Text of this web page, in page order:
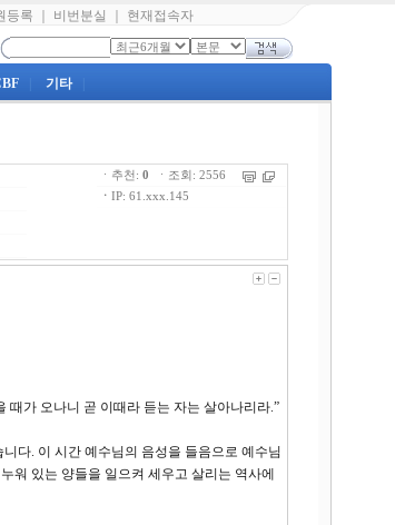
등록 비번분실 현재접속자
기타
ㆍ추천: 0 ㆍ조회: 2556
ㆍ IP: 61.xxx.145
때가 오나니 곧 이때라 듣는 자는 살아나리라.”
다. 이 시간 예수님의 음성을 들음으로 예수님
워 있는 양들을 일으켜 세우고 살리는 역사에